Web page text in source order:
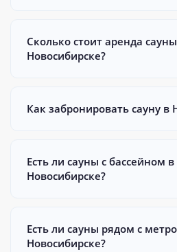
Сколько стоит аренда
Новосибирске?
Как забронировать сауну в
Есть ли сауны с бассейном в
Новосибирске?
Есть ли сауны рядом с
Новосибирске?